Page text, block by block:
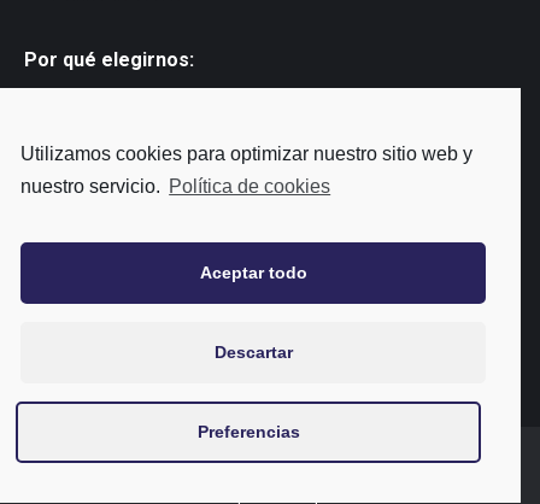
Utilizamos cookies para optimizar nuestro sitio web y
nuestro servicio. Política de cookies
Aceptar todo
Descartar
Preferencias
Por qué elegirnos:
gijoneses a cuidar su sonrisa. Nuestro lema es “tu dentista de
siempre”, porque siempre te atenderá el mismo profesional. ¿Te